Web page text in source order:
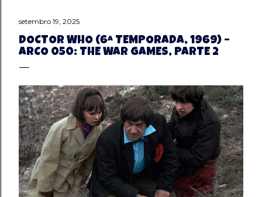
setembro 19, 2025
DOCTOR WHO (6ª TEMPORADA, 1969) –
ARCO 050: THE WAR GAMES, PARTE 2